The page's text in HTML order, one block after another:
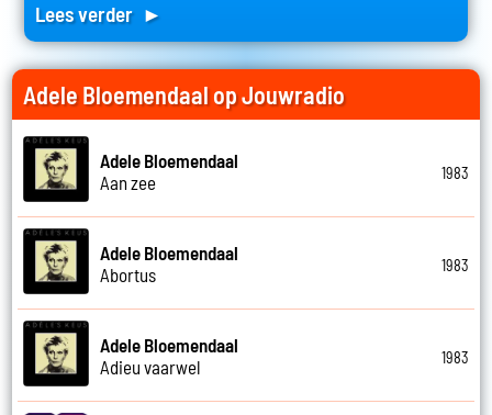
Lees verder ►
Adele Bloemendaal op Jouwradio
Adele Bloemendaal
Aan zee
1983
Adele Bloemendaal
Abortus
1983
Adele Bloemendaal
Adieu vaarwel
1983